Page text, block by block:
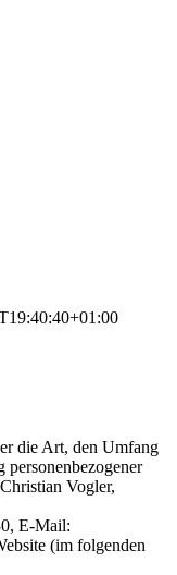
die Art, den Umfang
Vogler,
E-Mail:
(im folgenden